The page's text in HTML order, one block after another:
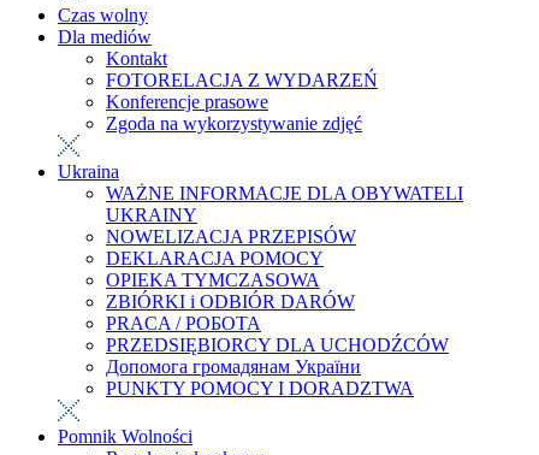
Czas wolny
Dla mediów
Kontakt
FOTORELACJA Z WYDARZEŃ
Konferencje prasowe
Zgoda na wykorzystywanie zdjęć
Ukraina
WAŻNE INFORMACJE DLA OBYWATELI
UKRAINY
NOWELIZACJA PRZEPISÓW
DEKLARACJA POMOCY
OPIEKA TYMCZASOWA
ZBIÓRKI i ODBIÓR DARÓW
PRACA / РОБОТА
PRZEDSIĘBIORCY DLA UCHODŹCÓW
Допомога громадянам України
PUNKTY POMOCY I DORADZTWA
Pomnik Wolności